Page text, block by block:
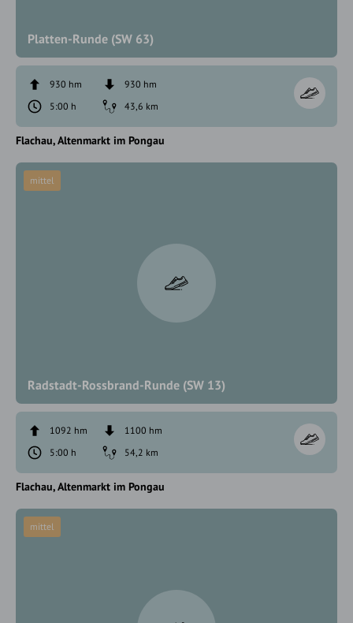
Platten-Runde (SW 63)
930 hm
930 hm
5:00 h
43,6 km
Flachau Altenmarkt im Pongau
Radstadt-Rossbrand-Runde (SW 13)
mittel
1092 hm
1100 hm
5:00 h
54,2 km
Flachau Altenmarkt im Pongau
mittel